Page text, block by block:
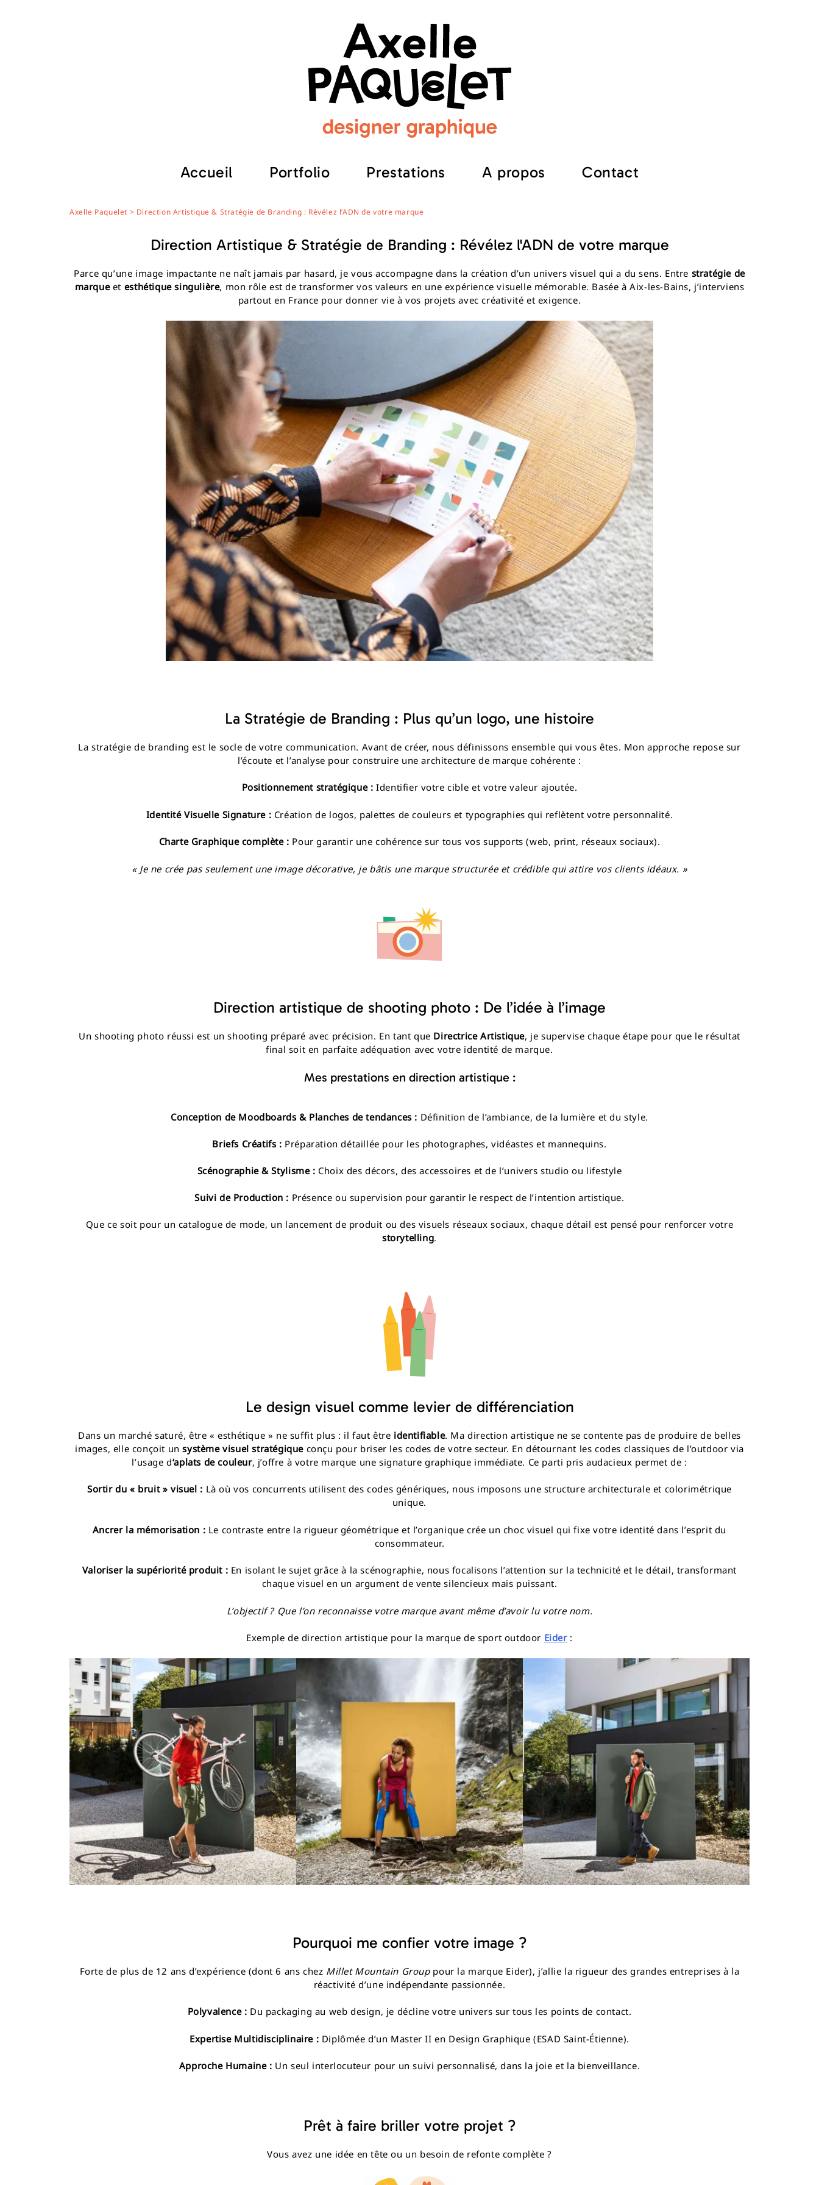
Accueil Portfolio Prestations A propos Contact
Accueil Portfolio Prestations
Axelle Paquelet > Direction Artistique & Stratégie de Branding : Révélez l’ADN de votre marque
Direction Artistique & Stratégie de Branding : Révélez l'ADN de votre marque
Parce qu’une image impactante ne naît jamais par hasard, je vous accompagne dans la création d’un univers visuel qui a du sens. Entre stratégie de
marqueet esthétique singulière, mon rôle est de transformer vos valeurs en une expérience visuelle mémorable. Basée à Aix-les-Bains, j’interviens
partout en France pour donner vie à vos projets avec créativité et exigence.
La Stratégie de Branding : Plus qu’un logo, une histoire
La stratégie de branding est le socle de votre communication. Avant de créer, nous définissons ensemble qui vous êtes. Mon approche repose sur
l’écoute et l’analyse pour construire une architecture de marque cohérente :
Positionnement stratégique : Identifier votre cible et votre valeur ajoutée.
Identité Visuelle Signature : Création de logos, palettes de couleurs et typographies qui reflètent votre personnalité.
Charte Graphique complète : Pour garantir une cohérence sur tous vos supports (web, print, réseaux sociaux).
« Je ne crée pas seulement une image décorative, je bâtis une marque structurée et crédible qui attire vos clients idéaux. »
Direction artistique de shooting photo : De l’idée à l’image
Un shooting photo réussi est un shooting préparé avec précision. En tant que Directrice Artistique, je supervise chaque étape pour que le résultat
final soit en parfaite adéquation avec votre identité de marque.
Mes prestations en direction artistique :
Conception de Moodboards & Planches de tendances : Définition de l’ambiance, de la lumière et du style.
Briefs Créatifs : Préparation détaillée pour les photographes, vidéastes et mannequins.
Scénographie & Stylisme : Choix des décors, des accessoires et de l’univers studio ou lifestyle
Suivi de Production : Présence ou supervision pour garantir le respect de l’intention artistique.
Que ce soit pour un catalogue de mode, un lancement de produit ou des visuels réseaux sociaux, chaque détail est pensé pour renforcer votre
storytelling.
Le design visuel comme levier de différenciation
Dans un marché saturé, être « esthétique » ne suffit plus : il faut être identifiable. Ma direction artistique ne se contente pas de produire de belles
images, elle conçoit unsystème visuel stratégique conçu pour briser les codes de votre secteur. En détournant les codes classiques de l’outdoor via
l’usage d‘aplats de couleur, j’offre à votre marque une signature graphique immédiate. Ce parti pris audacieux permet de :
Sortir du « bruit » visuel : Là où vos concurrents utilisent des codes génériques, nous imposons une structure architecturale et colorimétrique
unique.
Ancrer la mémorisation : Le contraste entre la rigueur géométrique et l’organique crée un choc visuel qui fixe votre identité dans l’esprit du
consommateur.
Valoriser la supériorité produit : En isolant le sujet grâce à la scénographie, nous focalisons l’attention sur la technicité et le détail, transformant
chaque visuel en un argument de vente silencieux mais puissant.
L’objectif ? Que l’on reconnaisse votre marque avant même d’avoir lu votre nom.
Exemple de direction artistique pour la marque de sport outdoor Eider:
Pourquoi me confier votre image ?
Forte de plus de 12 ans d’expérience (dont 6 ans chez Millet Mountain Grouppour la marque Eider), j’allie la rigueur des grandes entreprises à la
réactivité d’une indépendante passionnée.
Polyvalence : Du packaging au web design, je décline votre univers sur tous les points de contact.
Expertise Multidisciplinaire : Diplômée d’un Master II en Design Graphique (ESAD Saint-Étienne).
Approche Humaine : Un seul interlocuteur pour un suivi personnalisé, dans la joie et la bienveillance.
Prêt à faire briller votre projet ?
Vous avez une idée en tête ou un besoin de refonte complète ?